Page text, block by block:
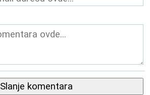
Slanje komentara